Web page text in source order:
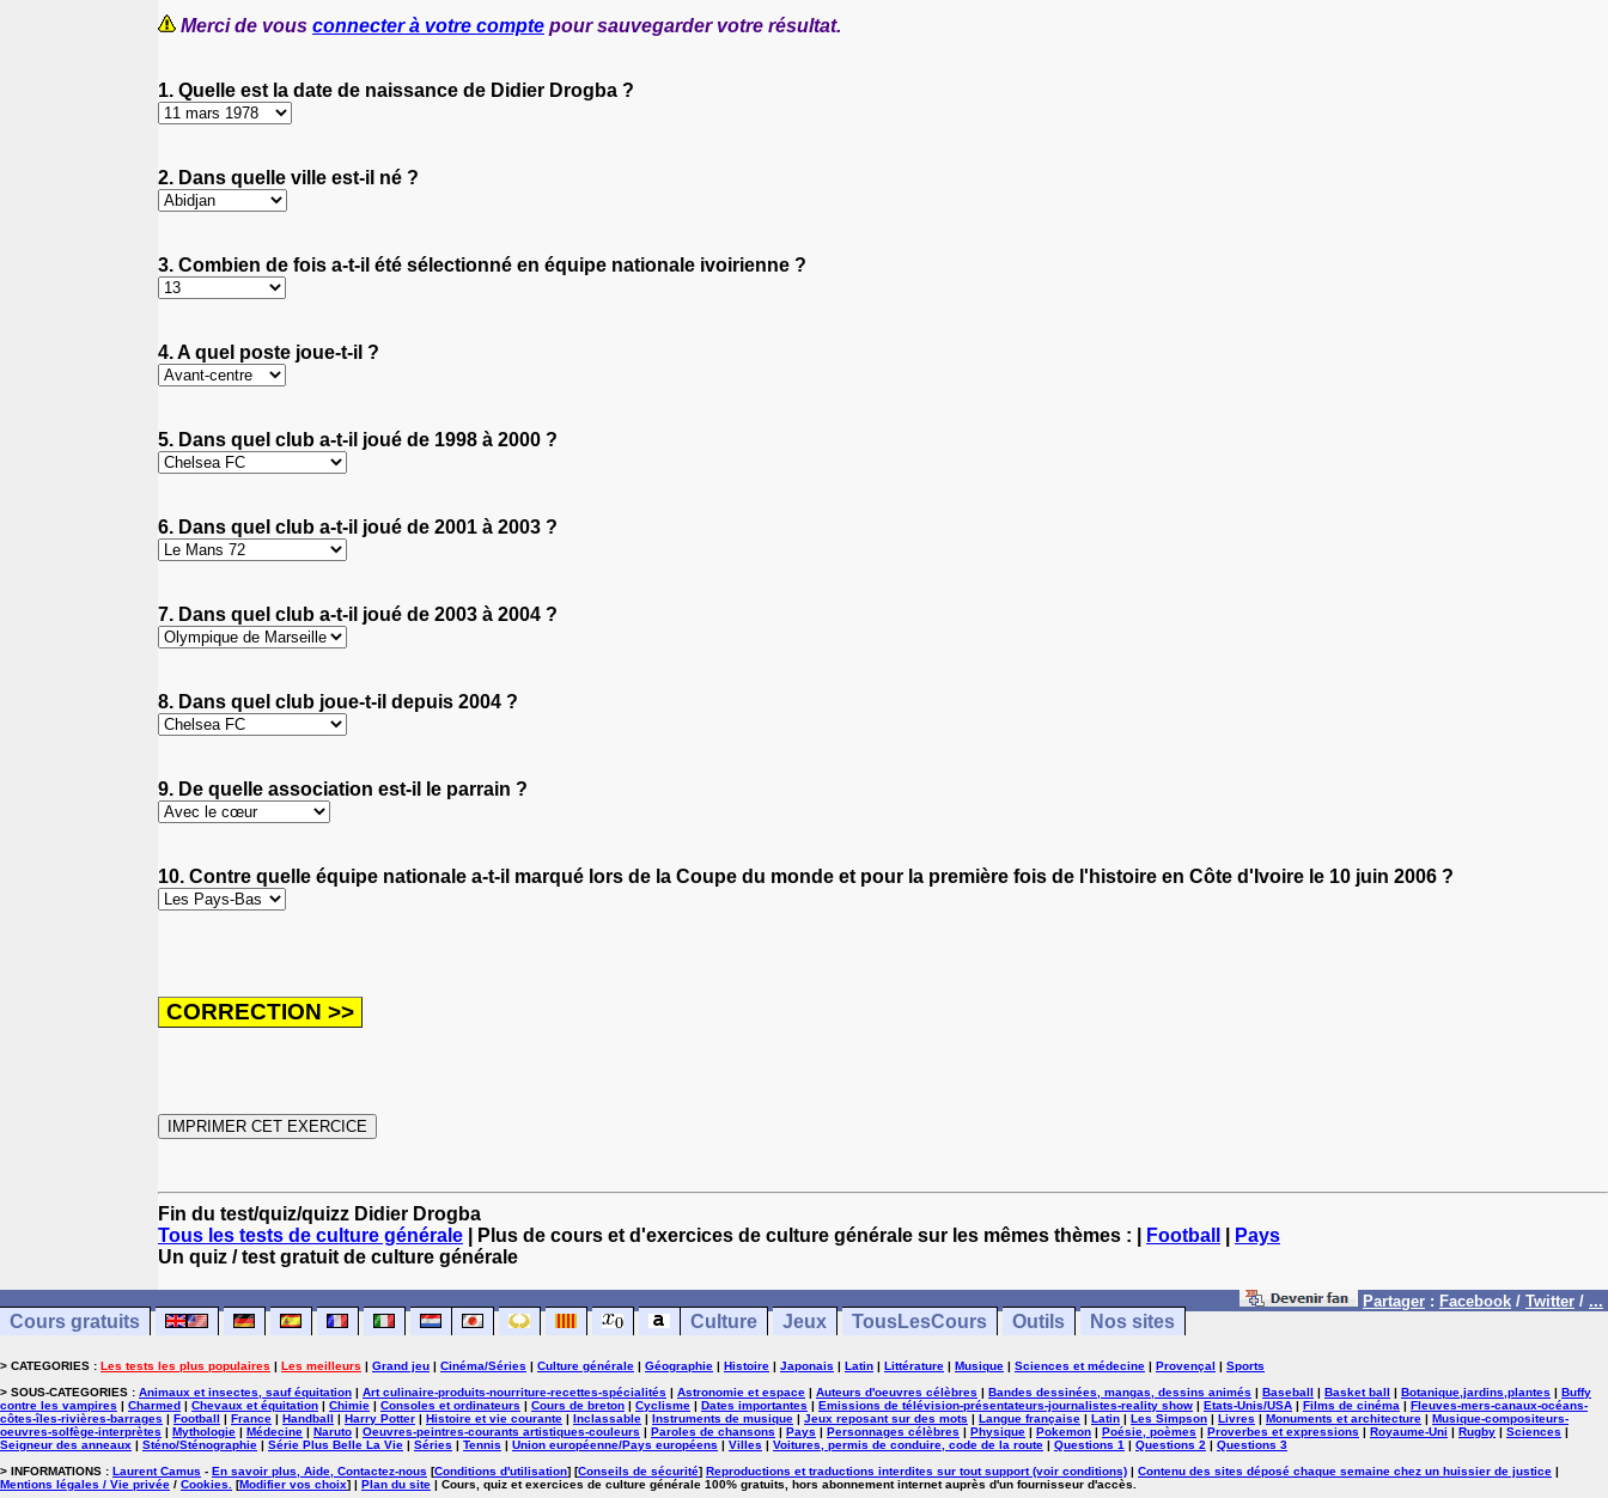
Merci de vous connecter à votre compte pour sauvegarder votre résultat.
1. Quelle est la date de naissance de Didier Drogba ?
2. Dans quelle ville est-il né ?
3. Combien de fois a-t-il été sélectionné en équipe nationale ivoirienne ?
4. A quel poste joue-t-il ?
5. Dans quel club a-t-il joué de 1998 à 2000 ?
6. Dans quel club a-t-il joué de 2001 à 2003 ?
7. Dans quel club a-t-il joué de 2003 à 2004 ?
8. Dans quel club joue-t-il depuis 2004 ?
9. De quelle association est-il le parrain ?
10. Contre quelle équipe nationale a-t-il marqué lors de la Coupe du monde et pour la première fois de l'histoire en Côte d'Ivoire le 10 juin 2006 ?
Fin du test/quiz/quizz Didier Drogba
Tous les tests de culture générale | Plus de cours et d'exercices de culture générale sur les mêmes thèmes : | Football
Pays
Un quiz / test gratuit de culture générale
Partager : Facebook / Twitter / ...
Cours gratuits Culture Jeux TousLesCours Outils Nos sites
> CATEGORIES : Les tests les plus populaires | Les meilleurs | Grand jeu | Cinéma/Séries | Culture générale | Géographie | Histoire | Japonais | Latin | Littérature | Musique | Sciences et médecine | Provençal | Sports
> SOUS-CATEGORIES : Animaux et insectes, sauf équitation | Art culinaire-produits-nourriture-recettes-spécialités | Astronomie et espace | Auteurs d'oeuvres célèbres | Bandes dessinées, mangas, dessins animés | Baseball | Basket ball | Botanique,jardins,plantes | Buffy
contre les vampires | Charmed | Chevaux et équitation | Chimie | Consoles et ordinateurs | Cours de breton | Cyclisme | Dates importantes | Emissions de télévision-présentateurs-journalistes-reality show | Etats-Unis/USA | Films de cinéma | Fleuves-mers-canaux-océans-
côtes-îles-rivières-barrages | Football | France | Handball | Harry Potter | Histoire et vie courante | Inclassable | Instruments de musique | Jeux reposant sur des mots | Langue française | Latin | Les Simpson | Livres | Monuments et architecture | Musique-compositeurs-
oeuvres-solfège-interprètes | Mythologie | Médecine | Naruto | Oeuvres-peintres-courants artistiques-couleurs | Paroles de chansons | Pays | Personnages célèbres | Physique | Pokemon | Poésie, poèmes | Proverbes et expressions | Royaume-Uni | Rugby | Sciences |
Seigneur des anneaux | Sténo/Sténographie | Série Plus Belle La Vie | Séries | Tennis | Union européenne/Pays européens | Villes | Voitures, permis de conduire, code de la route | Questions 1 | Questions 2 | Questions 3
> INFORMATIONS : Laurent Camus - En savoir plus, Aide, Contactez-nous [Conditions d'utilisation] [Conseils de sécurité] Reproductions et traductions interdites sur tout support (voir conditions) | Contenu des sites déposé chaque semaine chez un huissier de justice |
Mentions légales / Vie privée / Cookies [Modifier vos choix] | Plan du site | Cours, quiz et exercices de culture générale 100% gratuits, hors abonnement internet auprès d'un fournisseur d'accès.